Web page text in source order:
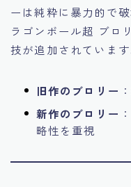
ーは純粋に暴力的で
ラゴンボール超 ブロ
技が追加されています
旧作のブロリー
新作のブロリー
略性を重視